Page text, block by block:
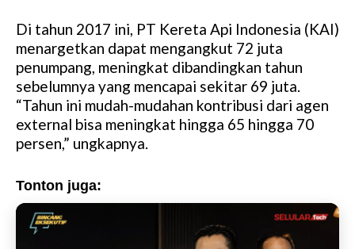
Di tahun 2017 ini, PT Kereta Api Indonesia (KAI)
menargetkan dapat mengangkut 72 juta
penumpang, meningkat dibandingkan tahun
sebelumnya yang mencapai sekitar 69 juta.
“Tahun ini mudah-mudahan kontribusi dari agen
external bisa meningkat hingga 65 hingga 70
persen,” ungkapnya.
Tonton juga: